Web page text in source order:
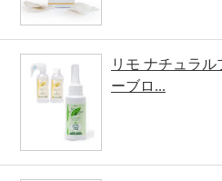
リモ ナチュラ
ーブロ...